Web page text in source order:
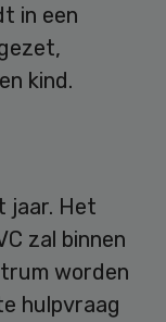
in een
kind.
jaar. Het
zal binnen
worden
hulpvraag